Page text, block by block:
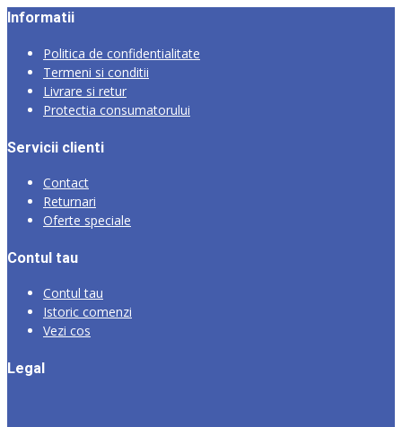
Informatii
Politica de confidentialitate
Termeni si conditii
Livrare si retur
Protectia consumatorului
Servicii clienti
Contact
Returnari
Oferte speciale
Contul tau
Contul tau
Istoric comenzi
Vezi cos
Legal